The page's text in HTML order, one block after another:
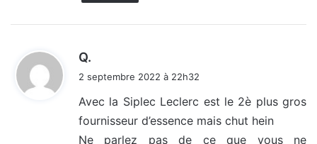
Q.
:
2 septembre 2022 à 22h32
Avec la Siplec Leclerc est le 2è plus gros
fournisseur d’essence mais chut hein
Ne parlez pas de ce que vous ne